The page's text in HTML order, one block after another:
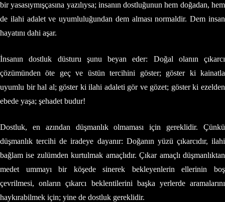
bir yasasıymışçasına yazılıysa; insanın dostluğunun hem doğadan, hem
de ilahi adalet ve uyumluluğundan dem alması normaldir. Dem insan
hayatını dahi aşar.
İnsanın dostluk düsturu şunu beyan eder: Doğal olanın çıkarcı
çözümünden öte geç ve üstün tercihini göster; göster ki kainatla
uyumlu bir hal al; göster ki ilahi adaleti gör ve gözet; göster ki ezelden
ebede yaşa; şehadet budur!
Dostluk, en azından düşmanlık olmaması için gereklidir. Çünkü
düşmanlık tercihi de iradeye dayanır: Doğanın yüzü çıkarcıdır, ilahi
bağlam ise zulümden kurtulmak amaçlıdır. Çıkar amaçlı düşmanlıktan
medet ummayı bir köşede sinerek bekleyenlerin ellerinin boş
çevrilmesi, onların çıkarcı beklentilerini başka yerlerde aramalarını
haykırabilmek için; yine de dostluk gereklidir.